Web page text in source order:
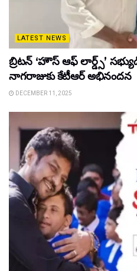
LATEST NEWS
బ్రిటన్ ‘హౌస్ ఆఫ్ లార్డ్స్’
నాగరాజుకు కేటీఆర్ అభినందన
DECEMBER 11, 2025